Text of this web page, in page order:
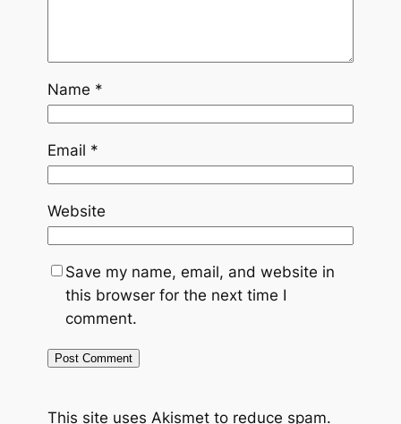
Name *
Email *
Website
Save my name, email, and website in
this browser for the next time I
comment.
This site uses Akismet to reduce spam.